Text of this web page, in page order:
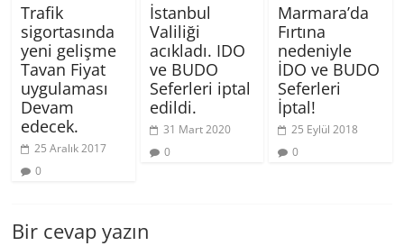
Trafik
sigortasında
yeni gelişme
Tavan Fiyat
uygulaması
Devam
edecek.
25 Aralık 2017
0
İstanbul
Valiliği
acıkladı. IDO
ve BUDO
Seferleri iptal
edildi.
31 Mart 2020
0
Marmara’da
Fırtına
nedeniyle
İDO ve BUDO
Seferleri
İptal!
25 Eylül 2018
0
Bir cevap yazın